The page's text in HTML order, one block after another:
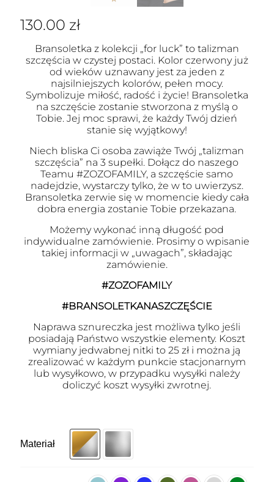
130.00 zł
Bransoletka z kolekcji „for luck” to talizman
szczęścia w czystej postaci. Kolor czerwony już
od wieków uznawany jest za jeden z
najsilniejszych kolorów, pełen mocy.
Symbolizuje miłość, radość i życie! Bransoletka
na szczęście zostanie stworzona z myślą o
Tobie. Jej moc sprawi, że każdy Twój dzień
stanie się wyjątkowy!
Niech bliska Ci osoba zawiąże Twój „talizman
szczęścia” na 3 supełki. Dołącz do naszego
Teamu #ZOZOFAMILY, a szczęście samo
nadejdzie, wystarczy tylko, że w to uwierzysz.
Bransoletka zerwie się w momencie kiedy cała
dobra energia zostanie Tobie przekazana.
Możemy wykonać inną długość pod
indywidualne zamówienie. Prosimy o wpisanie
takiej informacji w „uwagach”, składając
zamówienie.
#ZOZOFAMILY
#BRANSOLETKANASZCZĘŚCIE
Naprawa sznureczka jest możliwa tylko jeśli
posiadają Państwo wszystkie elementy. Koszt
wymiany jedwabnej nitki to 25 zł i można ją
zrealizować w każdym punkcie stacjonarnym
lub wysyłkowo, w przypadku wysyłki należy
doliczyć koszt wysyłki zwrotnej.
Materiał